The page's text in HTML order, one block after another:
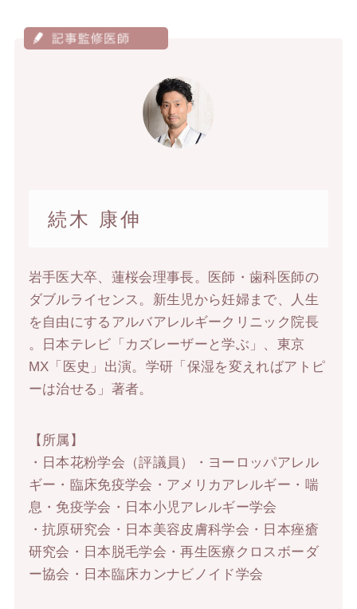
続木 康伸
岩手医大卒、蓮桜会理事長。医師・歯科医師の
ダブルライセンス。新生児から妊婦まで、人生
を自由にするアルバアレルギークリニック院長
。日本テレビ「カズレーザーと学ぶ」、東京
MX「医史」出演。学研「保湿を変えればアトピ
ーは治せる」著者。
【所属】
・日本花粉学会（評議員）・ヨーロッパアレル
ギー・臨床免疫学会・アメリカアレルギー・喘
息・免疫学会・日本小児アレルギー学会
・抗原研究会・日本美容皮膚科学会・日本痤瘡
研究会・日本脱毛学会・再生医療クロスボーダ
ー協会・日本臨床カンナビノイド学会